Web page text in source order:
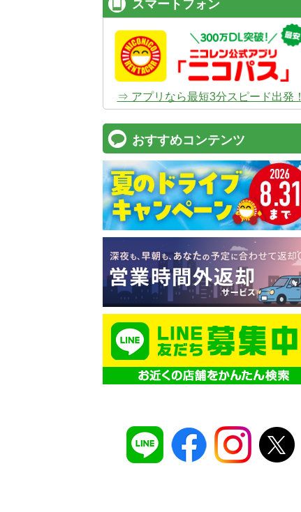
スマートフォン
⇒ アプリなら最短3分スピード出発！
おすすめコンテンツ